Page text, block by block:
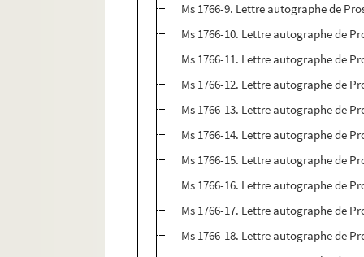
Ms 1766-9. Lettre autographe de
Ms 1766-10. Lettre autographe de
Ms 1766-11. Lettre autographe de
Ms 1766-12. Lettre autographe de
Ms 1766-13. Lettre autographe de
Ms 1766-14. Lettre autographe de
Ms 1766-15. Lettre autographe de
Ms 1766-16. Lettre autographe de
Ms 1766-17. Lettre autographe de
Ms 1766-18. Lettre autographe de